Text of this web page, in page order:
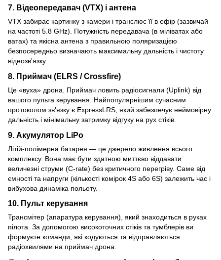
7. Відеопередавач (VTX) і антена
VTX забирає картинку з камери і транслює її в ефір (зазвичай
на частоті 5.8 GHz). Потужність передавача (в міліватах або
ватах) та якісна антена з правильною поляризацією
безпосередньо визначають максимальну дальність і чистоту
відеозв'язку.
8. Приймач (ELRS / Crossfire)
Це «вуха» дрона. Приймач ловить радіосигнали (Uplink) від
вашого пульта керування. Найпопулярнішим сучасним
протоколом зв'язку є ExpressLRS, який забезпечує неймовірну
дальність і мінімальну затримку відгуку на рух стіків.
9. Акумулятор LiPo
Літій-полімерна батарея — це джерело живлення всього
комплексу. Вона має бути здатною миттєво віддавати
величезні струми (C-rate) без критичного перегріву. Саме від
ємності та напруги (кількості комірок 4S або 6S) залежить час і
вибухова динаміка польоту.
10. Пульт керування
Трансмітер (апаратура керування), який знаходиться в руках
пілота. За допомогою високоточних стіків та тумблерів ви
формуєте команди, які кодуються та відправляються
радіохвилями на приймач дрона.